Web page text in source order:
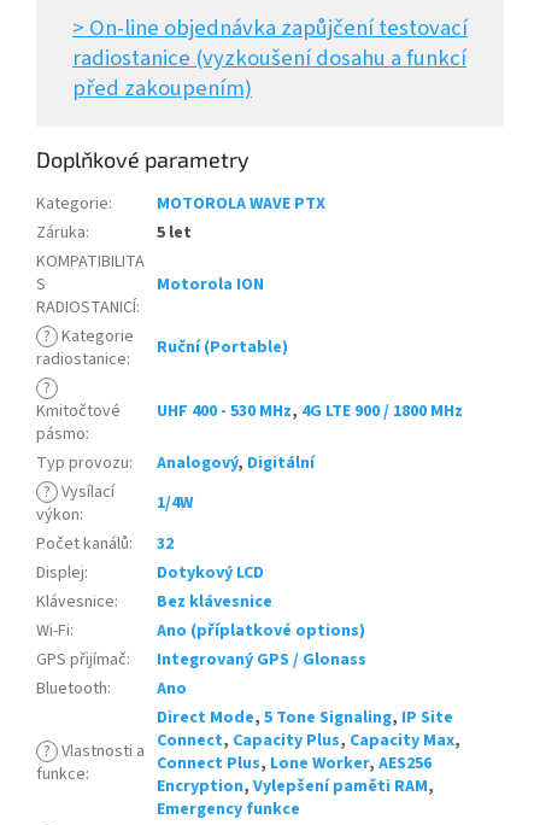
> On-line objednávka zapůjčení testovací
radiostanice (vyzkoušení dosahu a funkcí
před zakoupením)
Doplňkové parametry
Kategorie:
MOTOROLA WAVE PTX
Záruka:
5 let
KOMPATIBILITA
S
RADIOSTANICÍ:
Motorola ION
? Kategorie
radiostanice:
Ruční (Portable)
?
Kmitočtové
pásmo:
UHF 400 - 530 MHz, 4G LTE 900 / 1800 MHz
Typ provozu: Analogový, Digitální
? Vysílací
výkon:
1/4W
Počet kanálů:
32
Displej:
Dotykový LCD
Klávesnice:
Bez klávesnice
Wi-Fi:
Ano (příplatkové options)
GPS přijímač:
Integrovaný GPS / Glonass
Bluetooth: Ano
? Vlastnosti a
funkce:
Direct Mode, 5 Tone Signaling, IP Site
Connect, Capacity Plus, Capacity Max,
Connect Plus, Lone Worker, AES256
Encryption, Vylepšení paměti RAM,
Emergency funkce